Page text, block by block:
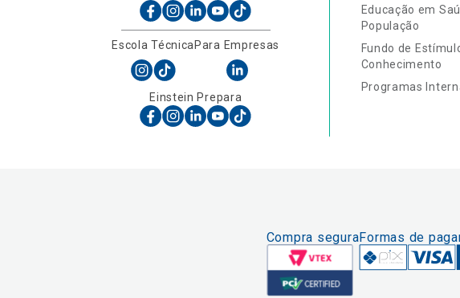
Escola TécnicaPara Empresas
Einstein Prepara
Educação em
População
Fundo de
Conhecimento
Programas
Compra seguraFormas de